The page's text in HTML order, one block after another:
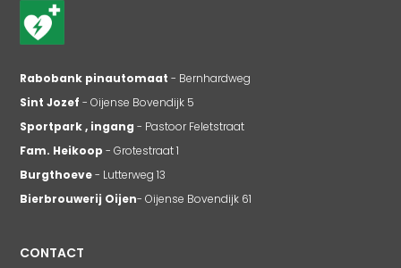
Rabobank pinautomaat - Bernhardweg
Sint Jozef - Oijense Bovendijk 5
Sportpark , ingang - Pastoor Feletstraat
Fam. Heikoop - Grotestraat 1
Burgthoeve- Lutterweg 13
Bierbrouwerij Oijen- Oijense Bovendijk 61
CONTACT